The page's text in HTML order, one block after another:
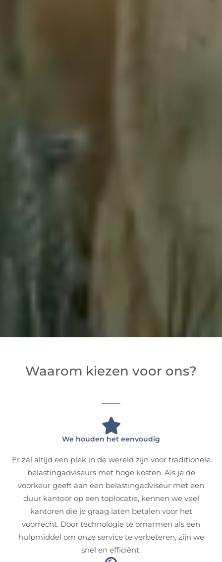
Waarom kiezen voor ons?
We houden het eenvoudig
Er zal altijd een plek in de wereld zijn voor traditionele
belastingadviseurs met hoge kosten. Als je de
voorkeur geeft aan een belastingadviseur met een
duur kantoor op een toplocatie, kennen we veel
kantoren die je graag laten betalen voor het
voorrecht. Door technologie te omarmen als een
hulpmiddel om onze service te verbeteren, zijn we
snel en efficiënt.